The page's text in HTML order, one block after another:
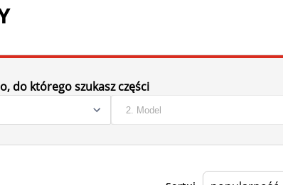
do którego szukasz części